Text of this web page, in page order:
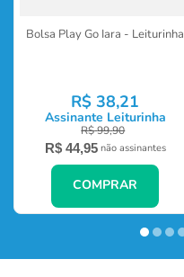
Bolsa Play Go Iara - Leiturinha
R$ 38,21
Assinante Leiturinha
R$99,90
R$ 44,95 não assinantes
COMPRAR